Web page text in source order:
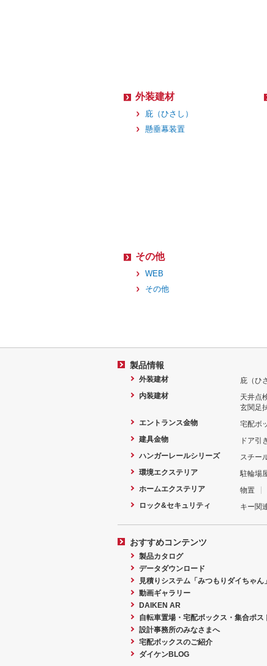
外装建材
庇（ひさし）
懸垂幕装置
その他
WEB
その他
製品情報
外装建材 庇（ひ
内装建材
天井点
玄関足
エントランス金物
宅配ボ
建具金物
ドア引
ハンガーレールシリーズ
スチー
環境エクステリア
駐輪場
ホームエクステリア
物置
ロック&セキュリティ
キー関
おすすめコンテンツ
製品カタログ
データダウンロード
見積りシステム「みつもりダイちゃん」
動画ギャラリー
DAIKEN AR
自転車置場・宅配ボックス・集合ポス
設計事務所のみなさまへ
宅配ボックスのご紹介
ダイケンBLOG